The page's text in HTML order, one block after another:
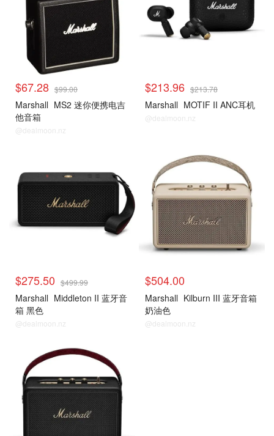
$67.28 $99.00
Marshall MS2 迷你便携电吉
他音箱
@dealmoon.nz
$213.96 $213.78
Marshall MOTIF II ANC耳机
@dealmoon.nz
$275.50 $499.99
Marshall Middleton II 蓝牙音
箱 黑色
@dealmoon.nz
$504.00
Marshall Kilburn III 蓝牙音箱
奶油色
@dealmoon.nz